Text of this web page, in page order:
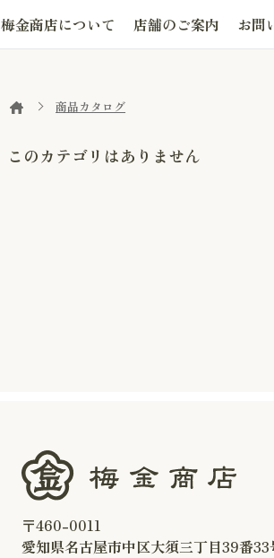
梅金商店について 店舗のご案内 お問
商品カタログ
このカテゴリはありません
〒460-0011
愛知県名古屋市中区大須三丁目39番33